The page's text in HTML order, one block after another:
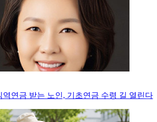
역연금 받는 노인, 기초연금 수령 길 열린다